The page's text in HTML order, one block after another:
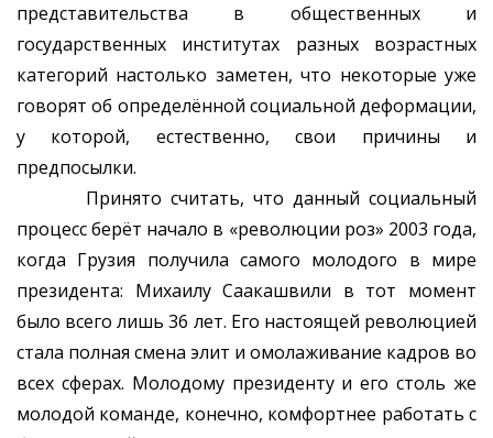
представительства в общественных и
государственных институтах разных возрастных
категорий настолько заметен, что некоторые уже
говорят об определённой социальной деформации,
у которой, естественно, свои причины и
предпосылки.
Принято считать, что данный социальный
процесс берёт начало в «революции роз» 2003 года,
когда Грузия получила самого молодого в мире
президента: Михаилу Саакашвили в тот момент
было всего лишь 36 лет. Его настоящей революцией
стала полная смена элит и омолаживание кадров во
всех сферах. Молодому президенту и его столь же
молодой команде, конечно, комфортнее работать с